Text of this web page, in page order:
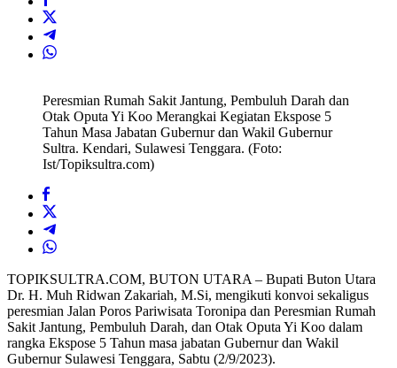
Peresmian Rumah Sakit Jantung, Pembuluh Darah dan
Otak Oputa Yi Koo Merangkai Kegiatan Ekspose 5
Tahun Masa Jabatan Gubernur dan Wakil Gubernur
Sultra. Kendari, Sulawesi Tenggara. (Foto:
Ist/Topiksultra.com)
TOPIKSULTRA.COM, BUTON UTARA – Bupati Buton Utara
Dr. H. Muh Ridwan Zakariah, M.Si, mengikuti konvoi sekaligus
peresmian Jalan Poros Pariwisata Toronipa dan Peresmian Rumah
Sakit Jantung, Pembuluh Darah, dan Otak Oputa Yi Koo dalam
rangka Ekspose 5 Tahun masa jabatan Gubernur dan Wakil
Gubernur Sulawesi Tenggara, Sabtu (2/9/2023).